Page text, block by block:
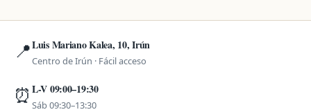
📍Luis Mariano Kalea, 10, Irún
Centro de Irún · Fácil acceso
⏰ L-V 09:00–19:30
Sáb 09:30–13:30